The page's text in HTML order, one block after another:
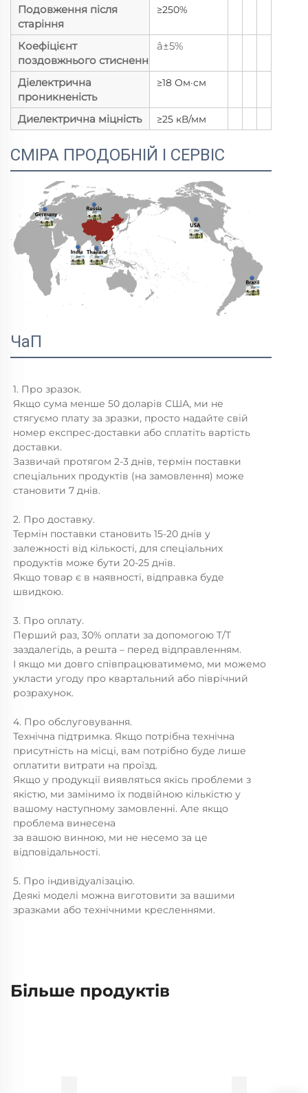
Подовження після
старіння
≥250%
Коефіцієнт
поздовжнього стиснення
â±5%
Діелектрична
проникненість
≥18 Ом·см
Диелектрична міцність ≥25 кВ/мм
СМІРА ПРОДОБНІЙ І СЕРВІС
ЧаП
1. Про зразок.
Якщо сума менше 50 доларів США, ми не
стягуємо плату за зразки, просто надайте свій
номер експрес-доставки або сплатіть вартість
доставки.
Зазвичай протягом 2-3 днів, термін поставки
спеціальних продуктів (на замовлення) може
становити 7 днів.
2. Про доставку.
Термін поставки становить 15-20 днів у
залежності від кількості, для спеціальних
продуктів може бути 20-25 днів.
Якщо товар є в наявності, відправка буде
швидкою.
3. Про оплату.
Перший раз, 30% оплати за допомогою T/T
заздалегідь, а решта – перед відправленням.
І якщо ми довго співпрацюватимемо, ми можемо
укласти угоду про квартальний або піврічний
розрахунок.
4. Про обслуговування.
Технічна підтримка. Якщо потрібна технічна
присутність на місці, вам потрібно буде лише
оплатити витрати на проїзд.
Якщо у продукції виявляться якісь проблеми з
якістю, ми замінимо їх подвійною кількістю у
вашому наступному замовленні. Але якщо
проблема винесена
за вашою винною, ми не несемо за це
відповідальності.
5. Про індивідуалізацію.
Деякі моделі можна виготовити за вашими
зразками або технічними кресленнями.
Більше продуктів